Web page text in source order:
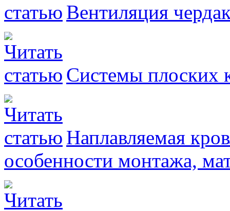
Вентиляция
Системы
Наплавляемая
особенности монтажа,